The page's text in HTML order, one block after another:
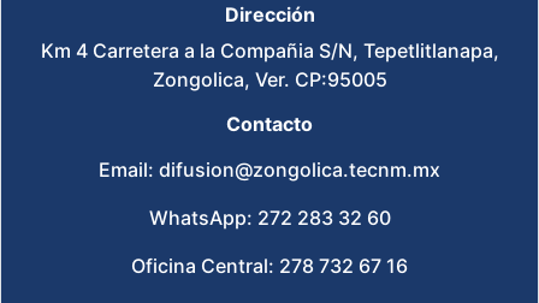
Dirección
Km 4 Carretera a la Compañia S/N, Tepetlitlanapa,
Zongolica, Ver. CP:95005
Contacto
Email: difusion@zongolica.tecnm.mx
WhatsApp: 272 283 32 60
Oficina Central: 278 732 67 16